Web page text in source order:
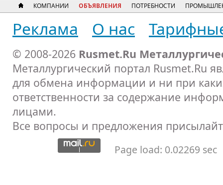
КОМПАНИИ ОБЪЯВЛЕНИЯ ПОТРЕБНОСТИ
Реклама О нас
© 2008-2026 Rusmet.Ru
Металлургический портал Rusmet.Ru
для обмена информации и ни при
ответственности за содержание
лицами.
Все вопросы и предложения
Page load: 0.02269 sec